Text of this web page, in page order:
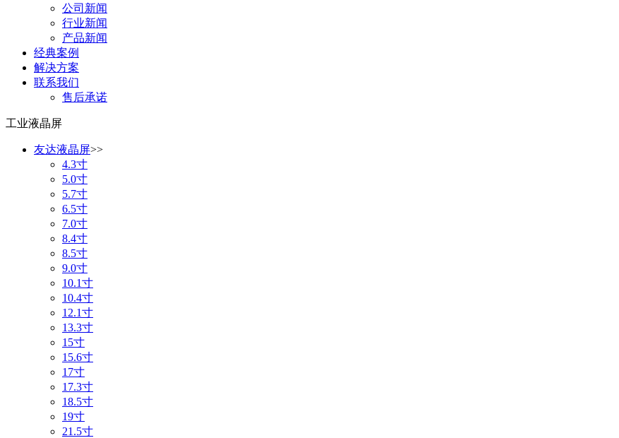
公司新闻
行业新闻
产品新闻
经典案例
解决方案
联系我们
售后承诺
工业液晶屏
友达液晶屏>>
4.3寸
5.0寸
5.7寸
6.5寸
7.0寸
8.4寸
8.5寸
9.0寸
10.1寸
10.4寸
12.1寸
13.3寸
15寸
15.6寸
17寸
17.3寸
18.5寸
19寸
21.5寸